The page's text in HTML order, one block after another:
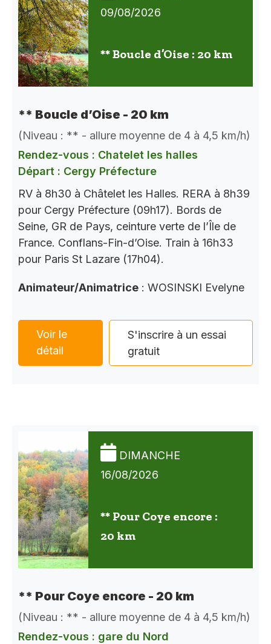
09/08/2026
** Boucle d’Oise : 20 km
** Boucle d’Oise - 20 km
(Niveau : ** - allure moyenne de 4 à 4,5 km/h)
Rendez-vous : Chatelet les halles
Départ : Cergy Préfecture
RV à 8h30 à Châtelet les Halles. RERA à 8h39
pour Cergy Préfecture (09h17). Bords de
Seine, GR de Pays, ceinture verte de l’Île de
France. Conflans-Fin-d’Oise. Train à 16h33
pour Paris St Lazare (17h04).
Animateur/Animatrice : WOSINSKI Evelyne
Voir le
détail
S'inscrire à un essai
gratuit
DIMANCHE
16/08/2026
** Pour Coye encore :
20 km
** Pour Coye encore - 20 km
(Niveau : ** - allure moyenne de 4 à 4,5 km/h)
Rendez-vous : gare du Nord